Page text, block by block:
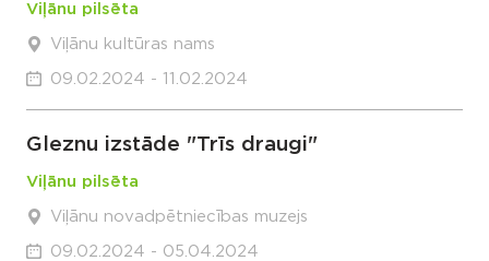
Viļānu pilsēta
Viļānu kultūras nams
09.02.2024 - 11.02.2024
Gleznu izstāde "Trīs draugi"
Viļānu pilsēta
Viļānu novadpētniecības muzejs
09.02.2024 - 05.04.2024